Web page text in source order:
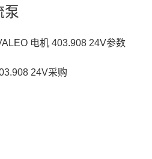
泵
电机 403.908 24V参数
24V采购